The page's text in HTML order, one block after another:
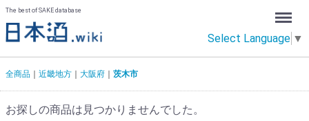
The best of SAKE database
Select Language ▼
Menu
全商品 近畿地方 大阪府 茨木市
お探しの商品は見つかりませんでした。